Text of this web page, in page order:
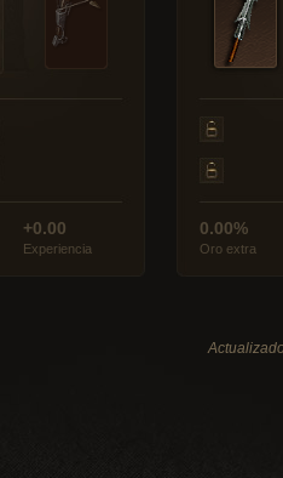
+0.00
Experiencia
0.00%
Oro extra